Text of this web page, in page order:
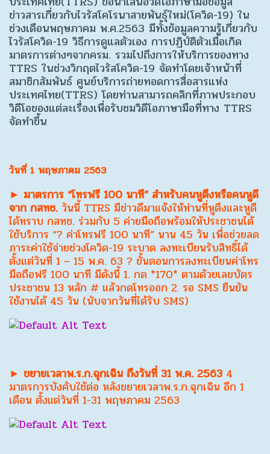
ข่าวสารเกี่ยวกับไวรัสโคโรนาสายพันธุ์ใหม่(โควิด-19) ใน
ช่วงเดือนพฤษภาคม พ.ศ.2563 มีทั้งข้อมูลความรู้เกี่ยวกับ
ไวรัสโควิด-19 วิธีการดูแลตัวเอง การปฏิบัติตัวเมื่อเกิด
มาตรการต่างๆจากครม. รวมไปถึงการให้บริการของทาง
TTRS ในช่วงวิกฤตไวรัสโควิด-19 จัดทำโดยเจ้าหน้าที่
สมาชิกสัมพันธ์ ศูนย์บริการถ่ายทอดการสื่อสารแห่ง
ประเทศไทย(TTRS) โดยท่านสามารถคลิกที่ภาพประกอบ
วิดีโอของแต่ละเรื่องเพื่อรับชมวิดีโอภาษามือที่ทาง TTRS
จัดทำขึ้น
วันที่ 1 พฤษภาคม 2563
► มาตรการ “โทรฟรี 100 นาที” สำหรับคนหูตึงหรือคนหูดี
จาก กสทช. วันนี้ TTRS มีข่าวดีมาแจ้งให้ท่านที่หูตึงและหูดี
ได้ทราบ กสทช. ร่วมกับ 5 ค่ายมือถือพร้อมให้ประชาชนได้
ใช้บริการ “? ค่าโทรฟรี 100 นาที” นาน 45 วัน เพื่อช่วยลด
ภาระค่าใช้จ่ายช่วงโควิด-19 ระบาด ลงทะเบียนรับสิทธิ์ได้
ตั้งแต่วันที่ 1 – 15 พ.ค. 63 ? ขั้นตอนการลงทะเบียนค่าโทร
มือถือฟรี 100 นาที มีดังนี้ 1. กด *170* ตามด้วยเลขบัตร
ประชาชน 13 หลัก # แล้วกดโทรออก 2. รอ SMS ยืนยัน
ใช้งานได้ 45 วัน (นับจากวันที่ได้รับ SMS)
► ขยายเวลาพ.ร.ก.ฉุกเฉิน ถึงวันที่ 31 พ.ค. 2563 4
มาตรการบังคับใช้ต่อ หลังขยายเวลาพ.ร.ก.ฉุกเฉิน อีก 1
เดือน ตั้งแต่วันที่ 1-31 พฤษภาคม 2563